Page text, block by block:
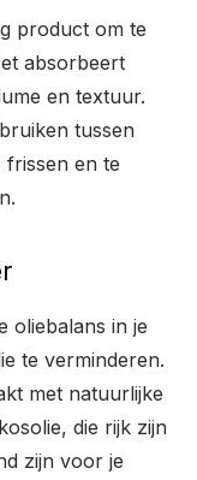
product om te
absorbeert
en textuur.
tussen
en te
oliebalans in je
te verminderen.
met natuurlijke
die rijk zijn
zijn voor je